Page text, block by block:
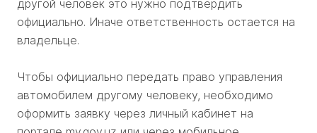
другой человек это нужно подтвердить
официально. Иначе ответственность остается на
владельце.
Чтобы официально передать право управления
автомобилем другому человеку, необходимо
оформить заявку через личный кабинет на